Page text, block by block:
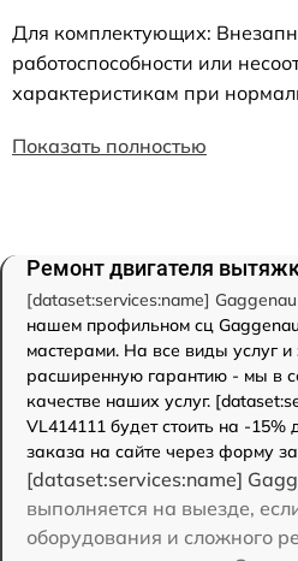
Для комплектующих:
работоспособности или
характеристикам при
Показать полностью
Ремонт двигателя
[dataset:services:name]
нашем профильном сц
мастерами. На все виды услуг и
расширенную гарантию - мы в
качестве наших услуг.
VL414111 будет стоить на -
заказа на сайте через форму
[dataset:services:name]
выполняется на выезде,
оборудования и сложного